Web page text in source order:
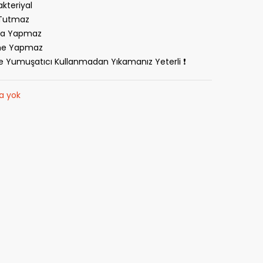
Yapmaz
Yapmaz
Yumuşatıcı Kullanmadan Yıkamanız Yeterli ❗
yok